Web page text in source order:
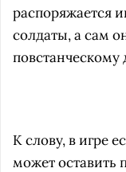
распоряжается
солдаты, а сам
К слову, в игре
может оставить